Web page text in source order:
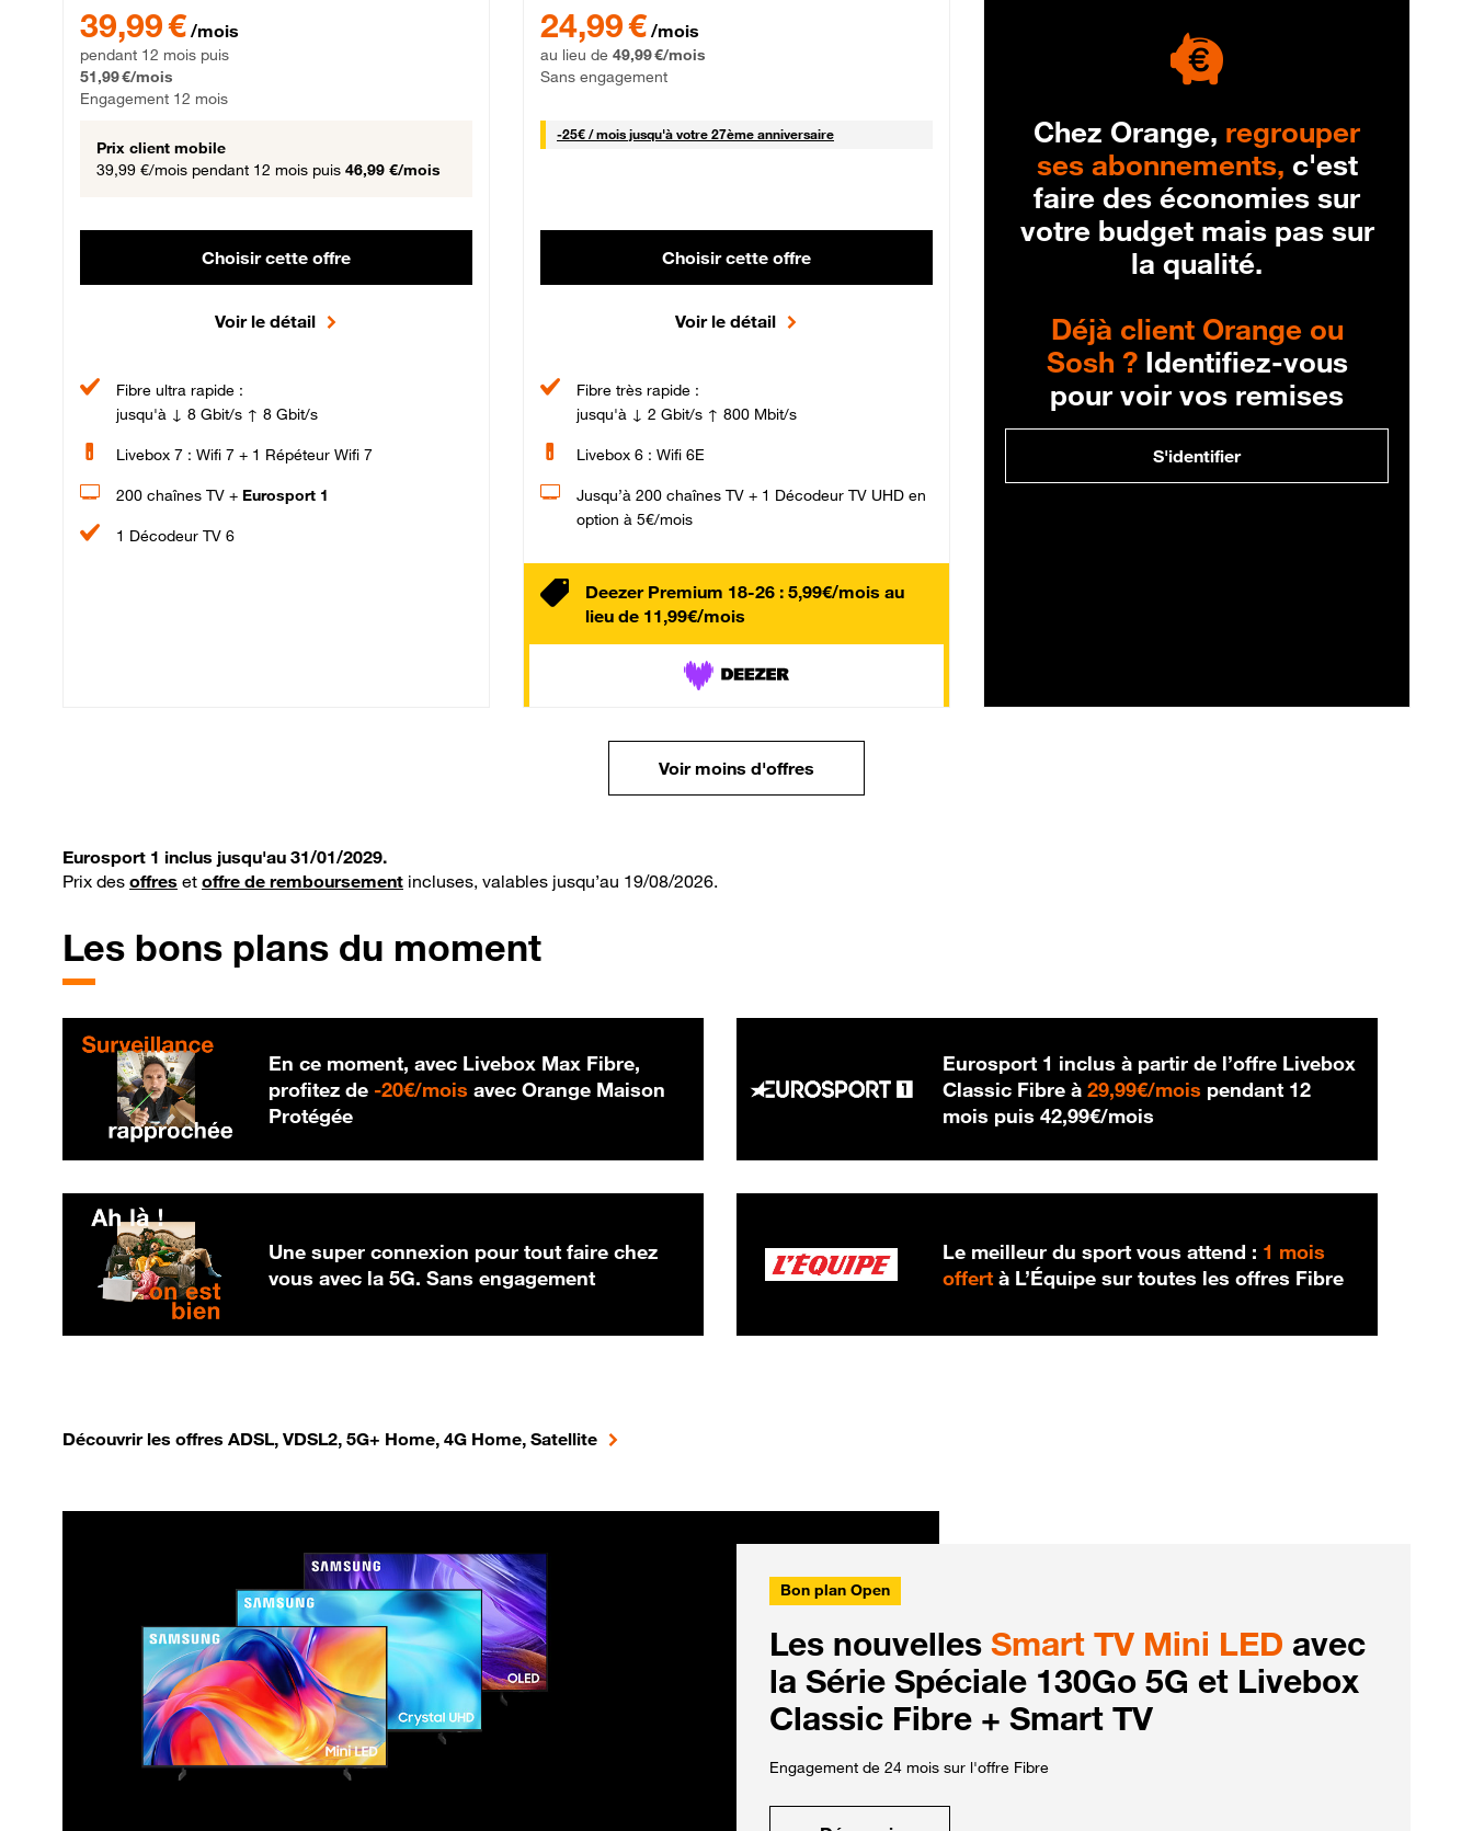
39,99 € /mois
pendant 12 mois puis
51,99 €/mois
Engagement 12 mois
Prix client mobile
39,99 €/mois pendant 12 mois puis 46,99 €/mois
Choisir cette offre
Voir le détail
Fibre ultra rapide :
jusqu'à ↓ 8 Gbit/s ↑ 8 Gbit/s
Livebox 7 : Wifi 7 + 1 Répéteur Wifi 7
200 chaînes TV + Eurosport 1
1 Décodeur TV 6
24,99 € /mois
au lieu de 49,99 €/mois
Sans engagement
-25€ / mois25 € par mois
jusqu'à votre 27ème anniversaire
Choisir cette offre
Voir le détail
Fibre très rapide :
jusqu'à ↓ 2 Gbit/s ↑ 800 Mbit/s
Livebox 6 : Wifi 6E
Jusqu’à 200 chaînes TV + 1 Décodeur TV UHD en
option à 5€/mois
Deezer Premium 18-26 : 5,99€/mois au
lieu de 11,99€/mois
Chez Orange, regrouper
ses abonnements, c'est
faire des économies sur
votre budget mais pas sur
la qualité.
Déjà client Orange ou
Sosh ?Identifiez-vous
pour voir vos remises
S'identifier
Voir moins d'offres
Eurosport 1 inclus jusqu'au 31/01/2029.
Prix des offres et offre de remboursement incluses, valables jusqu’au 19/08/2026.
Les bons plans du moment
En ce moment, avec Livebox Max Fibre,
profitez de -20€/mois 20 € par mois
avec Orange Maison
Protégée
Eurosport 1 inclus à partir de l’offre Livebox
Classic Fibre à29,99€/mois 29,99 € par mois
pendant 12
mois puis42,99€/mois
Une super connexion pour tout faire chez
vous avec la 5G. Sans engagement
Le meilleur du sport vous attend : 1 mois
offert à L’Équipe sur toutes les offres Fibre
Découvrir les offres ADSL, VDSL2, 5G+ Home, 4G Home, Satellite
Bon plan Open
Les nouvelles Smart TV Mini LED avec
la Série Spéciale 130Go 5G et Livebox
Classic Fibre + Smart TV
Engagement de 24 mois sur l'offre Fibre